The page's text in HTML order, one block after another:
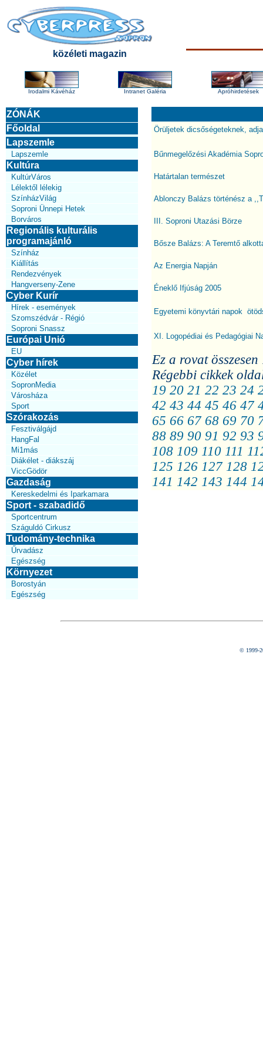
közéleti magazin
Irodalmi Kávéház Intranet Galéria Apróhirdetések
ZÓNÁK
Főoldal
Lapszemle
Lapszemle
Kultúra
KultúrVáros
Lélektől lélekig
SzínházVilág
Soproni Ünnepi Hetek
Borváros
Regionális kulturális
programajánló
Színház
Kiállítás
Rendezvények
Hangverseny-Zene
Cyber Kurír
Hírek - események
Szomszédvár - Régió
Soproni Snassz
Európai Unió
EU
Cyber hírek
Közélet
SopronMedia
Városháza
Sport
Szórakozás
Fesztiválgájd
HangFal
Mi1más
Diákélet - diákszáj
ViccGödör
Gazdaság
Kereskedelmi és Iparkamara
Sport - szabadidő
Sportcentrum
Száguldó Cirkusz
Tudomány-technika
Űrvadász
Egészség
Környezet
Borostyán
Egészség
Örüljetek dicsőségeteknek,
Bűnmegelőzési Akadémia
Határtalan természet
Ablonczy Balázs történész a
III. Soproni Utazási Börze
Bősze Balázs: A Teremtő
Az Energia Napján
Éneklő Ifjúság 2005
Egyetemi könyvtári napok 
XI. Logopédiai és Pedagógiai
Ez a rovat
Régebbi cikkek
19 20 21 22 23 24
42 43 44 45 46 47
65 66 67 68 69 70
88 89 90 91 92 93
108 109 110 111
125 126 127 128
141 142 143 144
© 1999-